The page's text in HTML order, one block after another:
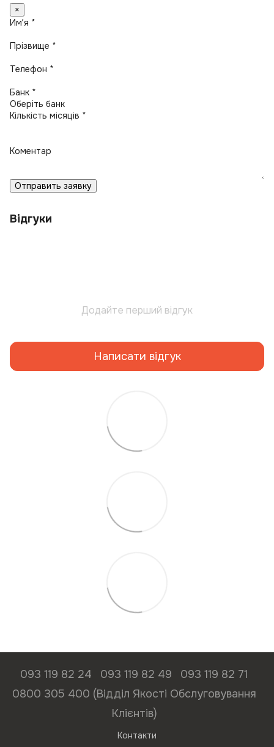
×
Имʼя *
Прізвище *
Телефон *
Банк *
Кількість місяців *
Коментар
Отправить заявку
Відгуки
Додайте перший відгук
Написати відгук
093 119 82 24 093 119 82 49
093 119 82 71
0800 305 400 (Відділ Якості Обслуговування
Клієнтів)
Контакти